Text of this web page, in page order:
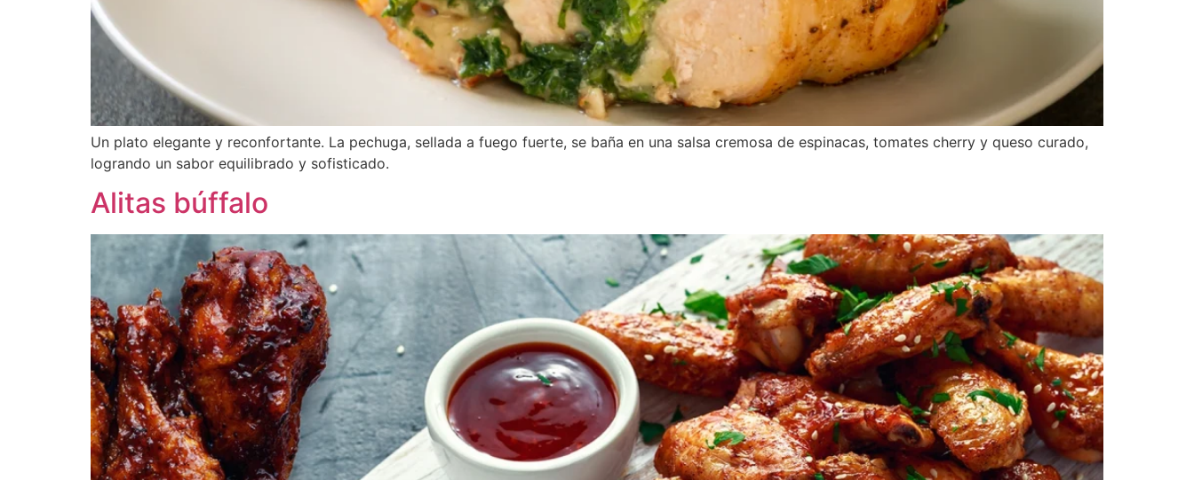
Un plato elegante y reconfortante. La pechuga, sellada a fuego fuerte, se baña en una salsa cremosa de espinacas, tomates cherry y queso curado,
logrando un sabor equilibrado y sofisticado.
Alitas búffalo